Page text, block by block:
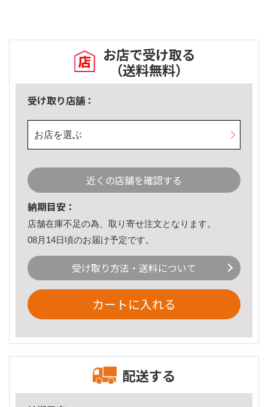
お店で受け取る
（送料無料）
受け取り店舗：
お店を選ぶ
近くの店舗を確認する
納期目安：
店舗在庫不足の為、取り寄せ注文となります。
08月14日頃のお届け予定です。
受け取り方法・送料について
カートに入れる
配送する